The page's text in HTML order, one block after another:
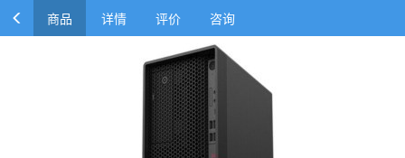
商品 详情 评价 咨询